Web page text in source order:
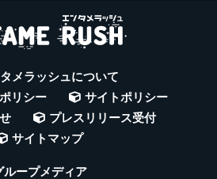
メラッシュについて
リシー
サイトポリシー
プレスリリース受付
サイトマップ
ループメディア